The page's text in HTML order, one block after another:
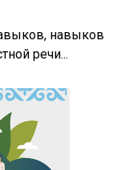
навыков
речи...